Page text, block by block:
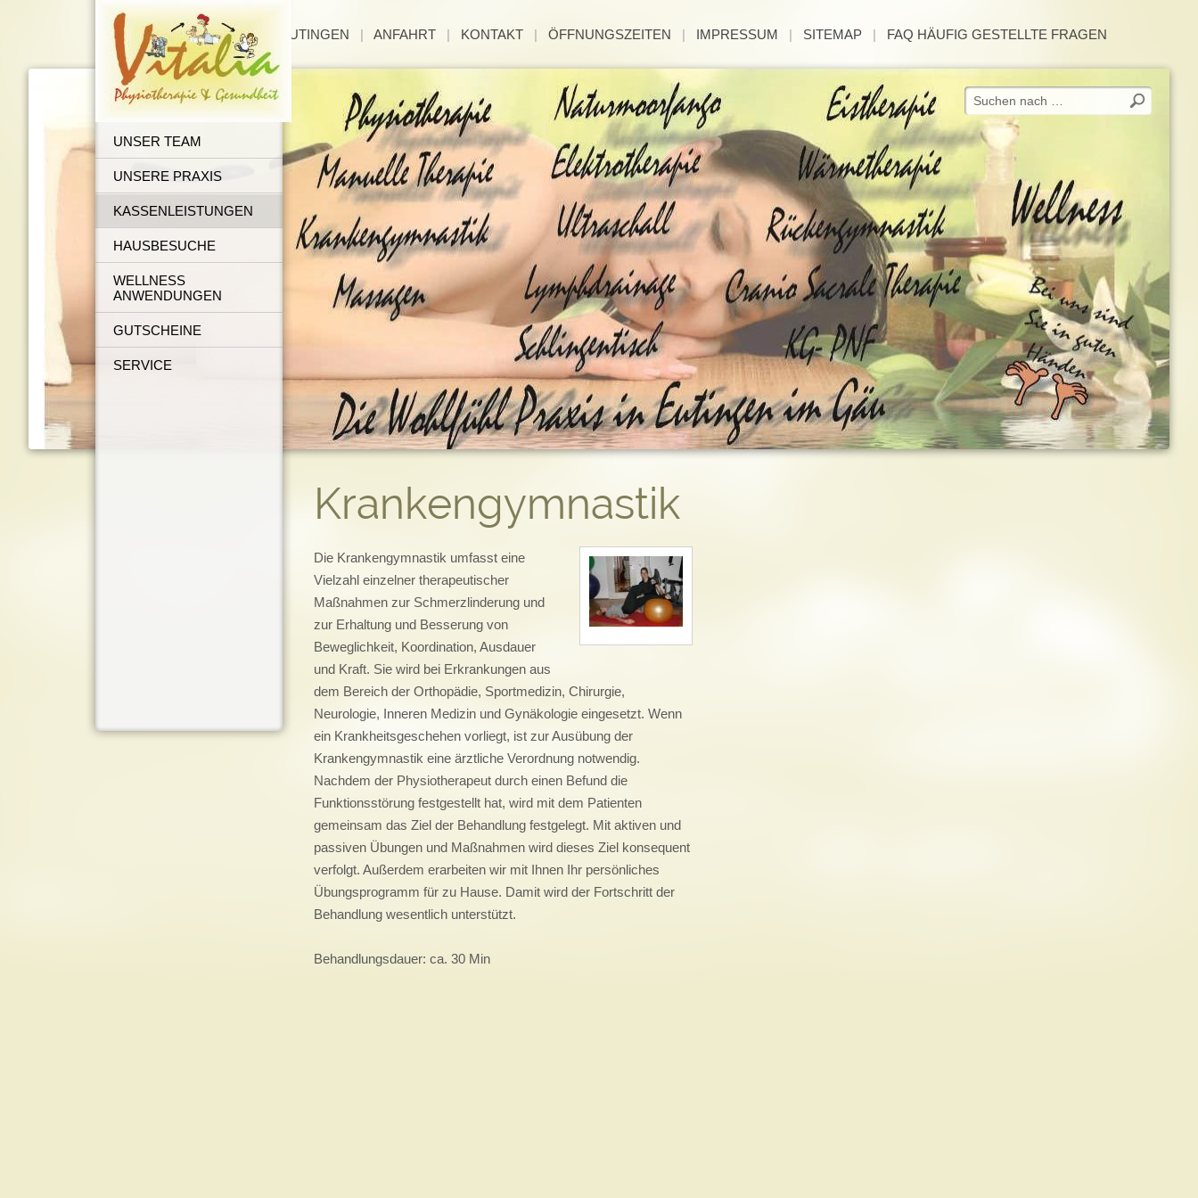
UNSER TEAM
UNSERE PRAXIS
KASSENLEISTUNGEN
HAUSBESUCHE
WELLNESS
ANWENDUNGEN
GUTSCHEINE
SERVICE
PRAXIS VITALIA EUTINGEN | ANFAHRT | KONTAKT | ÖFFNUNGSZEITEN | IMPRESSUM | SITEMAP | FAQ HÄUFIG GESTELLTE FRAGEN
Krankengymnastik
Die Krankengymnastik umfasst eine
Vielzahl einzelner therapeutischer
Maßnahmen zur Schmerzlinderung und
zur Erhaltung und Besserung von
Beweglichkeit, Koordination, Ausdauer
und Kraft. Sie wird bei Erkrankungen aus
dem Bereich der Orthopädie, Sportmedizin, Chirurgie,
Neurologie, Inneren Medizin und Gynäkologie eingesetzt. Wenn
ein Krankheitsgeschehen vorliegt, ist zur Ausübung der
Krankengymnastik eine ärztliche Verordnung notwendig.
Nachdem der Physiotherapeut durch einen Befund die
Funktionsstörung festgestellt hat, wird mit dem Patienten
gemeinsam das Ziel der Behandlung festgelegt. Mit aktiven und
passiven Übungen und Maßnahmen wird dieses Ziel konsequent
verfolgt. Außerdem erarbeiten wir mit Ihnen Ihr persönliches
Übungsprogramm für zu Hause. Damit wird der Fortschritt der
Behandlung wesentlich unterstützt.
Behandlungsdauer: ca. 30 Min